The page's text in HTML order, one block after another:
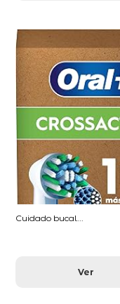
Cuidado bucal...
Ver